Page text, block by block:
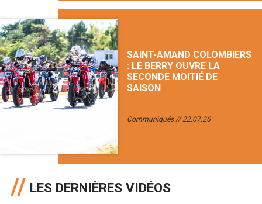
SAINT-AMAND COLOMBIERS
: LE BERRY OUVRE LA
SECONDE MOITIÉ DE
SAISON
Communiqués 22.07.26
LES DERNIÈRES VIDÉOS